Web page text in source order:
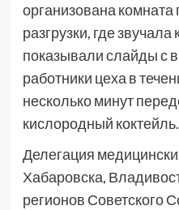
организована комната
разгрузки, где
показывали слайды с
работники цеха в
несколько минут
кислородный коктейль.
Делегация
Хабаровска,
регионов Советского